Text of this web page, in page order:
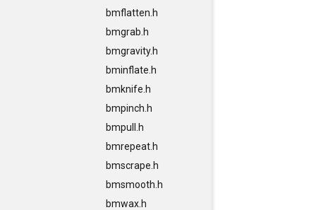
bmflatten.h
bmgrab.h
bmgravity.h
bminflate.h
bmknife.h
bmpinch.h
bmpull.h
bmrepeat.h
bmscrape.h
bmsmooth.h
bmwax.h